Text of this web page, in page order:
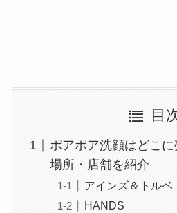
目
ポアポア洗顔はどこ
場所・店舗を紹介
アインズ＆トルベ
HANDS